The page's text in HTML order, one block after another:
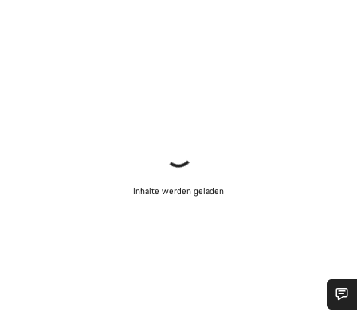
Inhalte werden geladen